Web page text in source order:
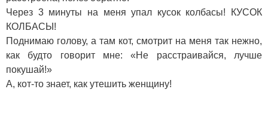
Через 3 минуты на меня упал кусок колбасы! КУСОК
КОЛБАСЫ!
Поднимаю голову, а там кот, смотрит на меня так нежно,
как будто говорит мне: «Не расстраивайся, лучше
покушай!»
А, кот-то знает, как утешить женщину!